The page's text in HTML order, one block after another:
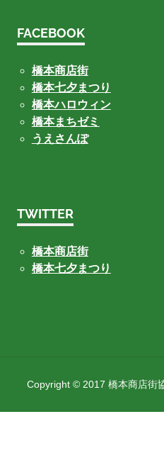
FACEBOOK
橋本商店街
橋本七夕まつり
橋本ハロウィン
橋本まちゼミ
うえさんぽ
TWITTER
橋本商店街
橋本七夕まつり
Copyright © 2017 橋本商店街